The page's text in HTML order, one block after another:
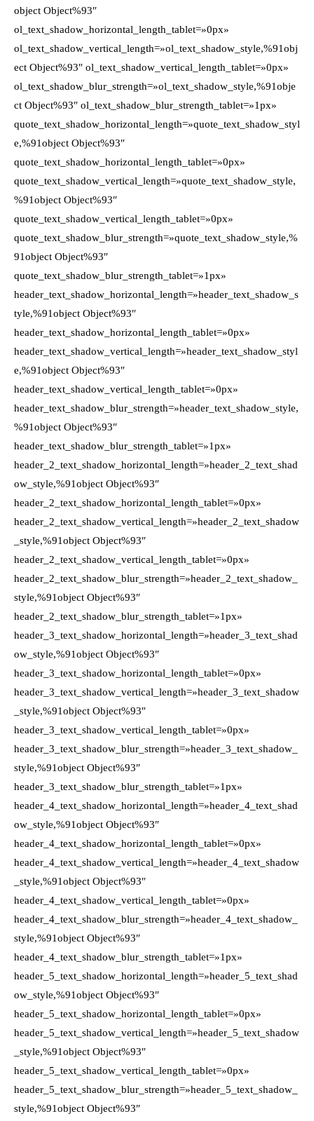
object Object%93″
ol_text_shadow_horizontal_length_tablet=»0px»
ol_text_shadow_vertical_length=»ol_text_shadow_style,%91obj
ect Object%93″ ol_text_shadow_vertical_length_tablet=»0px»
ol_text_shadow_blur_strength=»ol_text_shadow_style,%91obje
ct Object%93″ ol_text_shadow_blur_strength_tablet=»1px»
quote_text_shadow_horizontal_length=»quote_text_shadow_styl
e,%91object Object%93″
quote_text_shadow_horizontal_length_tablet=»0px»
quote_text_shadow_vertical_length=»quote_text_shadow_style,
%91object Object%93″
quote_text_shadow_vertical_length_tablet=»0px»
quote_text_shadow_blur_strength=»quote_text_shadow_style,%
91object Object%93″
quote_text_shadow_blur_strength_tablet=»1px»
header_text_shadow_horizontal_length=»header_text_shadow_s
tyle,%91object Object%93″
header_text_shadow_horizontal_length_tablet=»0px»
header_text_shadow_vertical_length=»header_text_shadow_styl
e,%91object Object%93″
header_text_shadow_vertical_length_tablet=»0px»
header_text_shadow_blur_strength=»header_text_shadow_style,
%91object Object%93″
header_text_shadow_blur_strength_tablet=»1px»
header_2_text_shadow_horizontal_length=»header_2_text_shad
ow_style,%91object Object%93″
header_2_text_shadow_horizontal_length_tablet=»0px»
header_2_text_shadow_vertical_length=»header_2_text_shadow
_style,%91object Object%93″
header_2_text_shadow_vertical_length_tablet=»0px»
header_2_text_shadow_blur_strength=»header_2_text_shadow_
style,%91object Object%93″
header_2_text_shadow_blur_strength_tablet=»1px»
header_3_text_shadow_horizontal_length=»header_3_text_shad
ow_style,%91object Object%93″
header_3_text_shadow_horizontal_length_tablet=»0px»
header_3_text_shadow_vertical_length=»header_3_text_shadow
_style,%91object Object%93″
header_3_text_shadow_vertical_length_tablet=»0px»
header_3_text_shadow_blur_strength=»header_3_text_shadow_
style,%91object Object%93″
header_3_text_shadow_blur_strength_tablet=»1px»
header_4_text_shadow_horizontal_length=»header_4_text_shad
ow_style,%91object Object%93″
header_4_text_shadow_horizontal_length_tablet=»0px»
header_4_text_shadow_vertical_length=»header_4_text_shadow
_style,%91object Object%93″
header_4_text_shadow_vertical_length_tablet=»0px»
header_4_text_shadow_blur_strength=»header_4_text_shadow_
style,%91object Object%93″
header_4_text_shadow_blur_strength_tablet=»1px»
header_5_text_shadow_horizontal_length=»header_5_text_shad
ow_style,%91object Object%93″
header_5_text_shadow_horizontal_length_tablet=»0px»
header_5_text_shadow_vertical_length=»header_5_text_shadow
_style,%91object Object%93″
header_5_text_shadow_vertical_length_tablet=»0px»
header_5_text_shadow_blur_strength=»header_5_text_shadow_
style,%91object Object%93″